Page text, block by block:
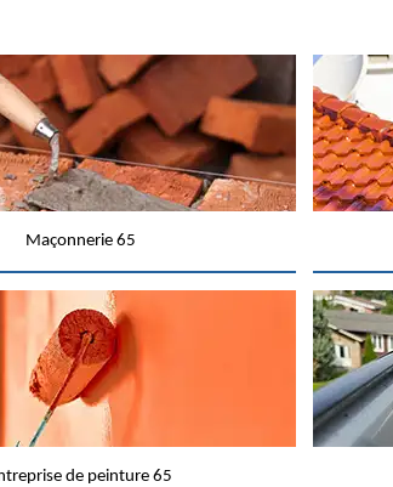
Maçonnerie 65
de peinture 65